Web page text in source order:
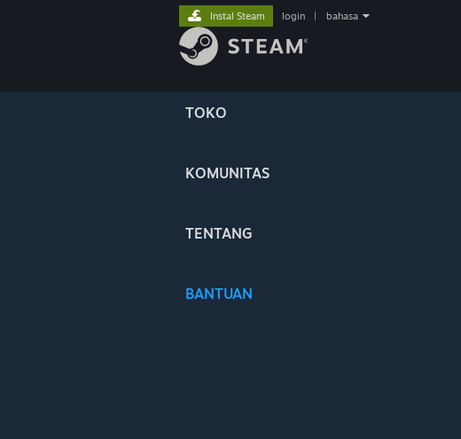
TOKO
KOMUNITAS
TENTANG
BANTUAN
Instal Steam login bahasa